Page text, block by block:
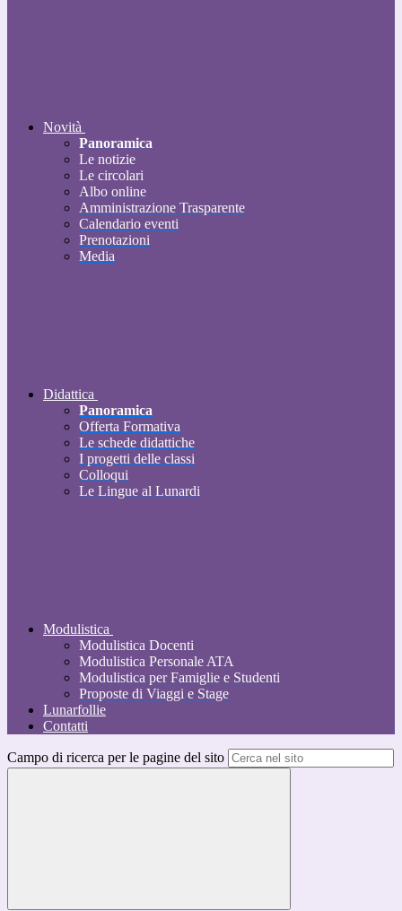
Novità
Panoramica
Le notizie
Le circolari
Albo online
Amministrazione Trasparente
Calendario eventi
Prenotazioni
Media
Didattica
Panoramica
Offerta Formativa
Le schede didattiche
I progetti delle classi
Colloqui
Le Lingue al Lunardi
Modulistica
Modulistica Docenti
Modulistica Personale ATA
Modulistica per Famiglie e Studenti
Proposte di Viaggi e Stage
Lunarfollie
Contatti
Campo di ricerca per le pagine del sito